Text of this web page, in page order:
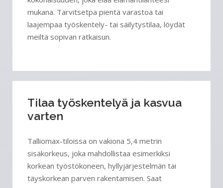
mukana. Tarvitsetpa pientä varastoa tai
laajempaa työskentely- tai säilytystilaa, löydät
meiltä sopivan ratkaisun.
Tilaa työskentelyä ja kasvua
varten
Talliomax-tiloissa on vakiona 5,4 metrin
sisäkorkeus, joka mahdollistaa esimerkiksi
korkean työstökoneen, hyllyjärjestelmän tai
täyskorkean parven rakentamisen. Saat